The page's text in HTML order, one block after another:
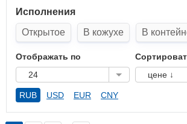
Исполнения
Открытое
В кожухе В
Отображать по
24
цене ↓
RUB USD EUR CNY